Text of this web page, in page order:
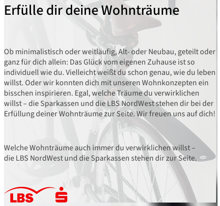
Erfülle dir deine Wohnträume
Ob minimalistisch oder weitläufig, Alt- oder Neubau, geteilt oder
ganz für dich allein: Das Glück vom eigenen Zuhause ist so
individuell wie du. Vielleicht weißt du schon genau, wie du leben
willst. Oder wir konnten dich mit unseren Wohnkonzepten ein
bisschen inspirieren. Egal, welche Träume du verwirklichen
willst – die Sparkassen und die LBS NordWest stehen dir bei der
Erfüllung deiner Wohnträume zur Seite. Wir freuen uns auf dich!
Welche Wohnträume auch immer du verwirklichen willst –
die LBS NordWest und die Sparkassen stehen dir zur Seite.